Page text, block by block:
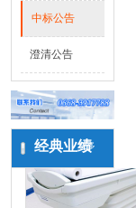
中标公告
澄清公告
经典业绩
更多